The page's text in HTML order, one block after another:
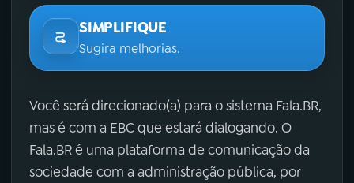
SIMPLIFIQUE
Sugira melhorias.
Você será direcionado(a) para o sistema Fala.BR,
mas é com a EBC que estará dialogando. O
Fala.BR é uma plataforma de comunicação da
sociedade com a administração pública, por